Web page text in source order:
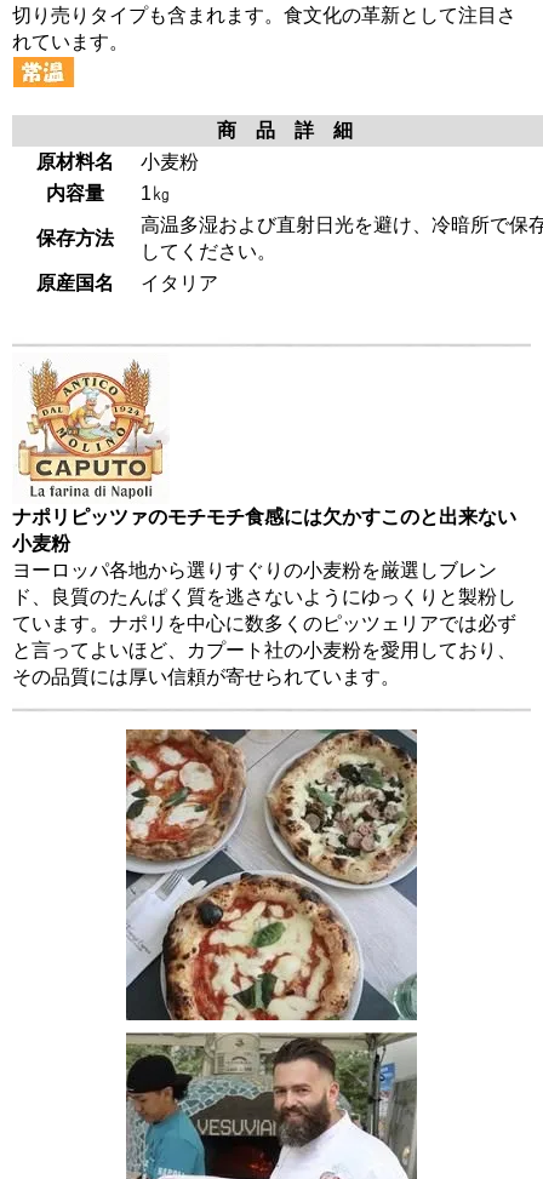
切り売りタイプも含まれます。食文化の革新として注目さ
れています。
商 品 詳 細
原材料名
小麦粉
内容量
1㎏
保存方法
高温多湿および直射日光を避け、冷暗所で保
してください。
原産国名
イタリア
ナポリピッツァのモチモチ食感には欠かすこのと出来ない
小麦粉
ヨーロッパ各地から選りすぐりの小麦粉を厳選しブレン
ド、良質のたんぱく質を逃さないようにゆっくりと製粉し
ています。ナポリを中心に数多くのピッツェリアでは必ず
と言ってよいほど、カプート社の小麦粉を愛用しており、
その品質には厚い信頼が寄せられています。